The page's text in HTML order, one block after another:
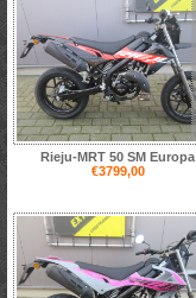
Rieju-MRT 50 SM Europa
€3799,00